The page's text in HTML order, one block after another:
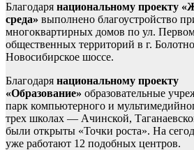
Благодаря национальному проекту
среда» выполнено благоустройство
многоквартирных домов по ул.
общественных территорий в г.
Новосибирское шоссе.
Благодаря национальному проекту
«Образование» образовательные
парк компьютерного и
трех школах — Ачинской,
были открыты «Точки роста». На
уже работают 12 подобных центров.